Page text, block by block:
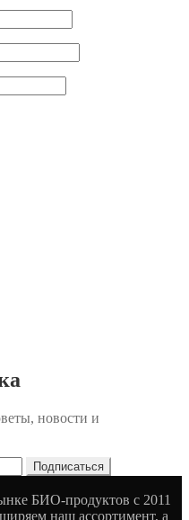
новости и
БИО-продуктов с 2011
наш ассортимент, а